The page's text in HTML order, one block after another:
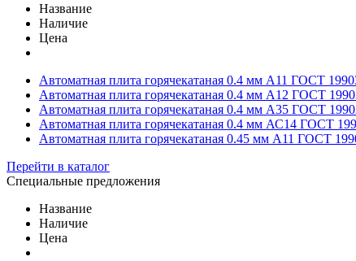
Название
Наличие
Цена
Автоматная плита горячекатаная 0.4 мм А11 ГОСТ
Автоматная плита горячекатаная 0.4 мм А12 ГОСТ
Автоматная плита горячекатаная 0.4 мм А35 ГОСТ
Автоматная плита горячекатаная 0.4 мм АС14 ГОСТ
Автоматная плита горячекатаная 0.45 мм А11 ГОСТ
Перейти в каталог
Специальные предложения
Название
Наличие
Цена